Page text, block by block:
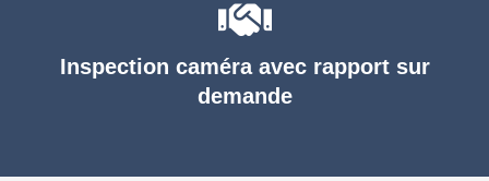
Inspection caméra avec rapport sur
demande